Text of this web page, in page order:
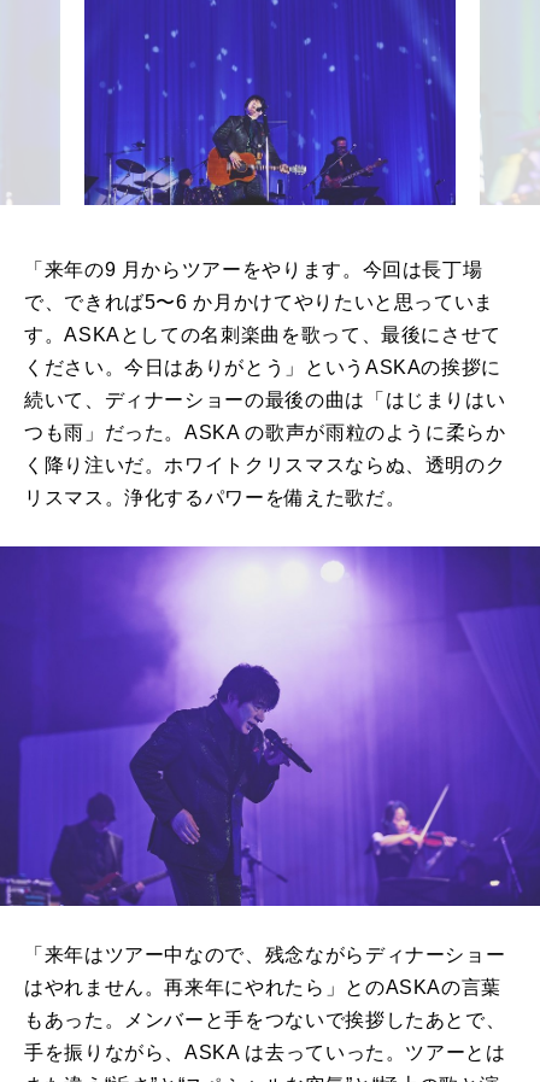
「来年の9 ⽉からツアーをやります。今回は⻑丁場
で、できれば5〜6 か⽉かけてやりたいと思っていま
す。ASKAとしての名刺楽曲を歌って、最後にさせて
ください。今⽇はありがとう」というASKAの挨拶に
続いて、ディナーショーの最後の曲は「はじまりはい
つも⾬」だった。ASKA の歌声が⾬粒のように柔らか
く降り注いだ。ホワイトクリスマスならぬ、透明のク
リスマス。浄化するパワーを備えた歌だ。
「来年はツアー中なので、残念ながらディナーショー
はやれません。再来年にやれたら」とのASKAの⾔葉
もあった。メンバーと⼿をつないで挨拶したあとで、
⼿を振りながら、ASKA は去っていった。ツアーとは